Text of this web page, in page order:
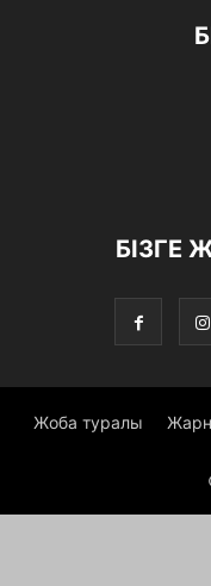
БІЗГЕ
Жоба туралы